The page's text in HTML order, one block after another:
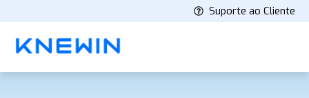
Suporte ao Cliente